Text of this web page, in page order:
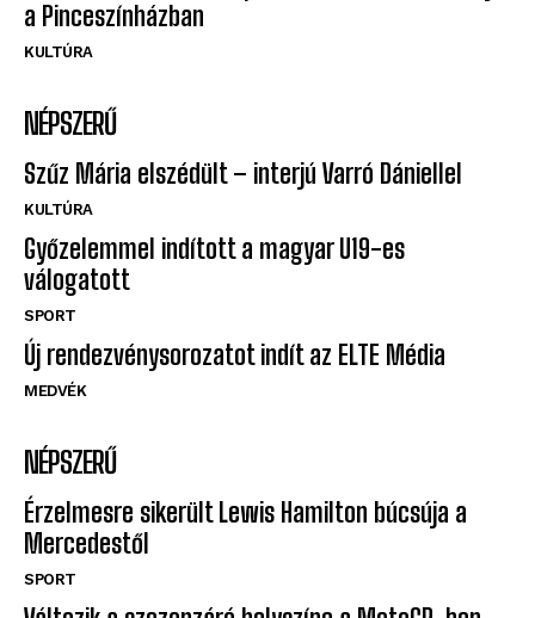
a Pinceszínházban
KULTÚRA
NÉPSZERŰ
Szűz Mária elszédült – interjú Varró Dániellel
KULTÚRA
Győzelemmel indított a magyar U19-es
válogatott
SPORT
Új rendezvénysorozatot indít az ELTE Média
MEDVÉK
NÉPSZERŰ
Érzelmesre sikerült Lewis Hamilton búcsúja a
Mercedestől
SPORT